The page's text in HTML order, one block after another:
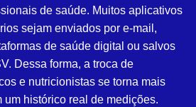
de saúde. Muitos aplicativos
sejam enviados por e-mail,
de saúde digital ou salvos
Dessa forma, a troca de
e nutricionistas se torna mais
um histórico real de medições.